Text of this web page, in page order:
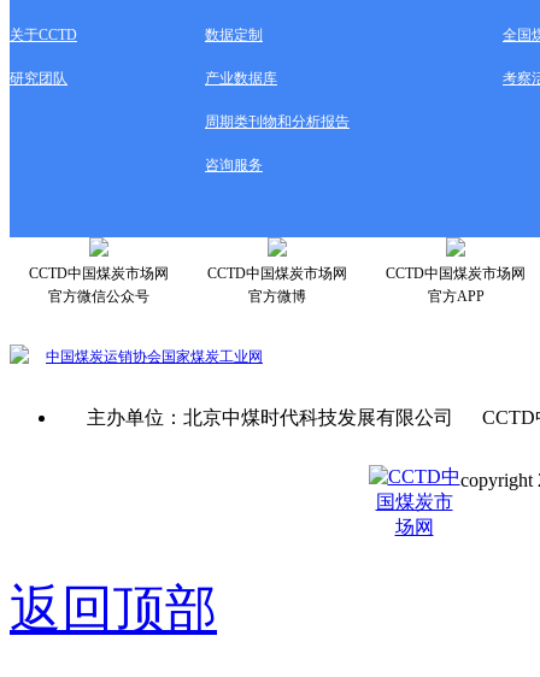
关于CCTD 数据定制 全国
研究团队 产业数据库 考察
周期类刊物和分析报告
咨询服务
CCTD中国煤炭市场网
官方微信公众号
CCTD中国煤炭市场网
官方微博
CCTD中国煤炭市场网
官方APP
中国煤炭运销协会国家煤炭工业网
主办单位：北京中煤时代科技发展有限公司
copyright
返回顶部